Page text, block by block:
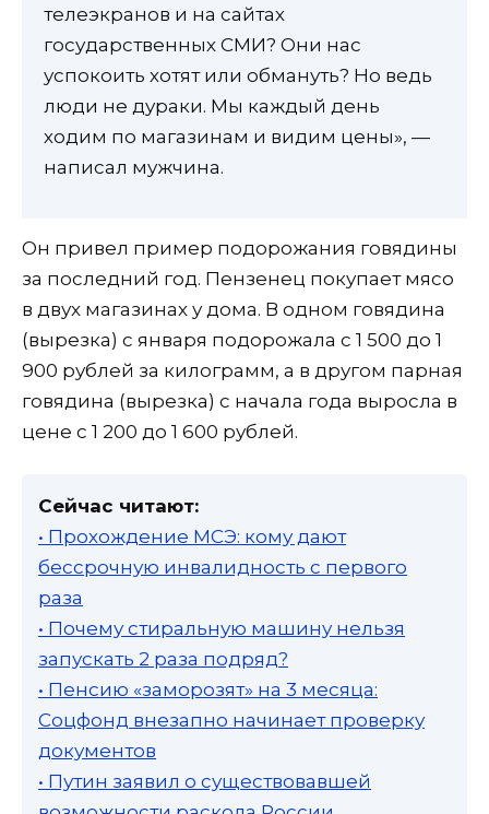
телеэкранов и на сайтах
государственных СМИ? Они нас
успокоить хотят или обмануть? Но ведь
люди не дураки. Мы каждый день
ходим по магазинам и видим цены», —
написал мужчина.
Он привел пример подорожания говядины
за последний год. Пензенец покупает мясо
в двух магазинах у дома. В одном говядина
(вырезка) с января подорожала с 1 500 до 1
900 рублей за килограмм, а в другом парная
говядина (вырезка) с начала года выросла в
цене с 1 200 до 1 600 рублей.
Сейчас читают:
• Прохождение МСЭ: кому дают
бессрочную инвалидность с первого
раза
• Почему стиральную машину нельзя
запускать 2 раза подряд?
• Пенсию «заморозят» на 3 месяца:
Соцфонд внезапно начинает проверку
документов
• Путин заявил о существовавшей